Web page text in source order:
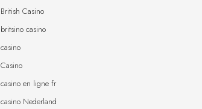
British Casino
britsino casino
casino
Casino
casino en ligne fr
casino Nederland